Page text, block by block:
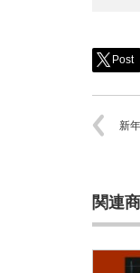
Post
新
関連